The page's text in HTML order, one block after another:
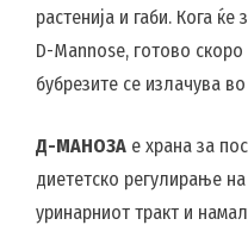
растенија и габи. Кога
D-Mannose, готово
бубрезите се излачува
Д-МАНОЗА е храна за
диететско регулирање
уринарниот тракт и